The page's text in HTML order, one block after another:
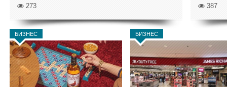
273 387
БИЗНЕС БИЗНЕС